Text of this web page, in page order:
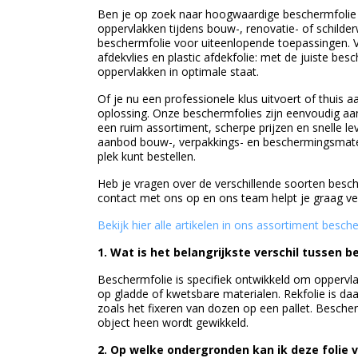
Ben je op zoek naar hoogwaardige
oppervlakken tijdens bouw-, renovatie- of
beschermfolie voor uiteenlopende
afdekvlies en plastic afdekfolie: met de juiste
oppervlakken in optimale staat.
Of je nu een professionele klus uitvoert of thuis
oplossing. Onze beschermfolies zijn eenvoudig
een ruim assortiment, scherpe prijzen en snelle
aanbod bouw-, verpakkings- en
plek kunt bestellen.
Heb je vragen over de verschillende soorten
contact met ons op en ons team helpt je graag
Bekijk hier alle artikelen in ons assortiment
1. Wat is het belangrijkste verschil tussen
Beschermfolie is specifiek ontwikkeld om
op gladde of kwetsbare materialen. Rekfolie is
zoals het fixeren van dozen op een pallet.
object heen wordt gewikkeld.
2. Op welke ondergronden kan ik deze folie